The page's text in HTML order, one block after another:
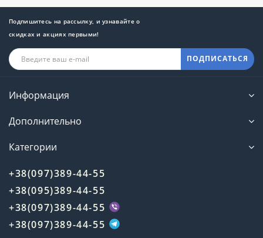
Подпишитесь на рассылку, и узнавайте о
скидках и акциях первыми!
ПОДПИСАТЬСЯ
Информация
Дополнительно
Категории
+38(097)389-44-55
+38(095)389-44-55
+38(097)389-44-55
+38(097)389-44-55